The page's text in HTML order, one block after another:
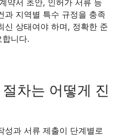
약서 초안, 인허가 서류 등
과 지역별 특수 규정을 충족
신 상태여야 하며, 정확한 준
합니다.
차는 어떻게 진
성과 서류 제출이 단계별로